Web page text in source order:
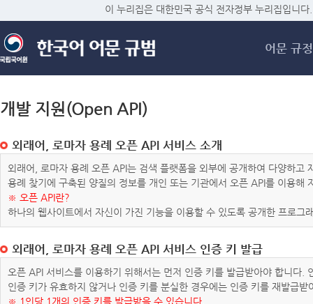
메
이 누리집은 대한민국 공식 전자정부 누리집입니다.
어문 규정
개발 지원(Open API)
외래어, 로마자 용례 오픈 API 서비스 소개
외래어, 로마자 용례 오픈 API는 검색 플랫폼을 외부에 공개하여 다양하
용례 찾기에 구축된 양질의 정보를 개인 또는 기관에서 오픈 API를 이용해
※ 오픈 API란?
하나의 웹사이트에서 자신이 가진 기능을 이용할 수 있도록 공개한 프로그
외래어, 로마자 용례 오픈 API 서비스 인증 키 발급
오픈 API 서비스를 이용하기 위해서는 먼저 인증 키를 발급받아야 합니다
인증 키가 유효하지 않거나 인증 키를 분실한 경우에는 인증 키를 재발급받
※ 1인당 1개의 인증 키를 발급받을 수 있습니다.